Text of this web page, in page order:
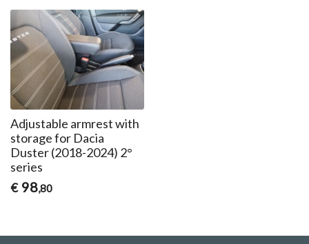
Adjustable armrest with
storage for Dacia
Duster (2018-2024) 2°
series
€ 98,80